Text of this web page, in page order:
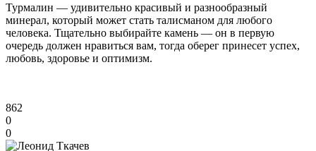
Турмалин — удивительно красивый и разнообразный
минерал, который может стать талисманом для любого
человека. Тщательно выбирайте камень — он в первую
очередь должен нравиться вам, тогда оберег принесет успех,
любовь, здоровье и оптимизм.
862
0
0